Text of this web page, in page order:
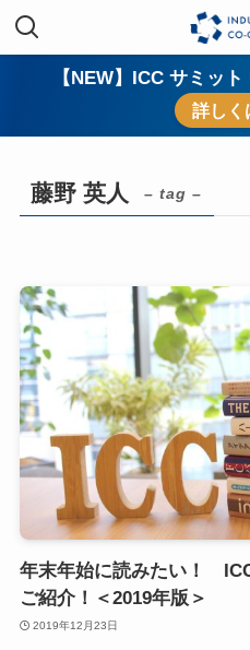
【NEW】ICC サミッ
詳しく
藤野 英人 – tag –
年末年始に読みたい！
ご紹介！＜2019年版＞
2019年12月23日